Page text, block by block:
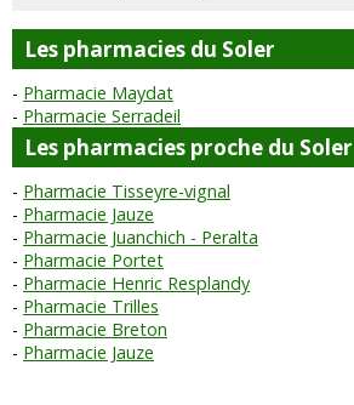
Les pharmacies du Soler
Pharmacie Maydat
Pharmacie Serradeil
Les pharmacies proche du Soler
Pharmacie Tisseyre-vignal
Pharmacie Jauze
Pharmacie Juanchich - Peralta
Pharmacie Portet
Pharmacie Henric Resplandy
Pharmacie Trilles
Pharmacie Breton
Pharmacie Jauze